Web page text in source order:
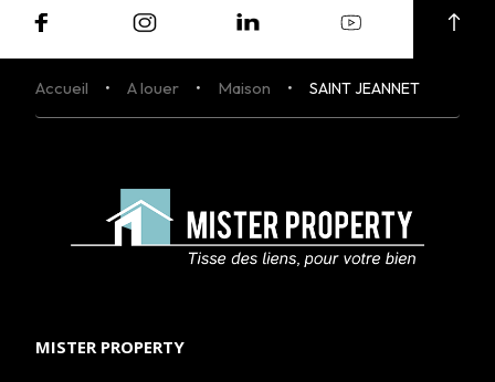
Accueil A louer Maison SAINT JEANNET
MISTER PROPERTY